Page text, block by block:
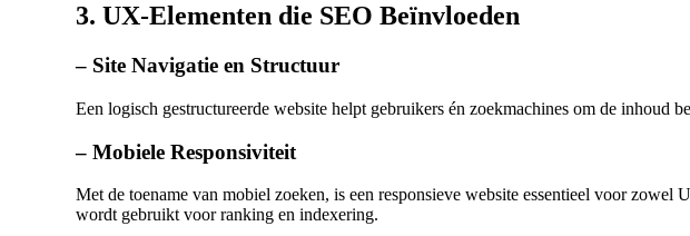
3. UX-Elementen die SEO Beïnvloeden
– Site Navigatie en Structuur
Een logisch gestructureerde website helpt gebruikers én zoekmachines om de inhoud
– Mobiele Responsiviteit
Met de toename van mobiel zoeken, is een responsieve website essentieel voor zowel
wordt gebruikt voor ranking en indexering.